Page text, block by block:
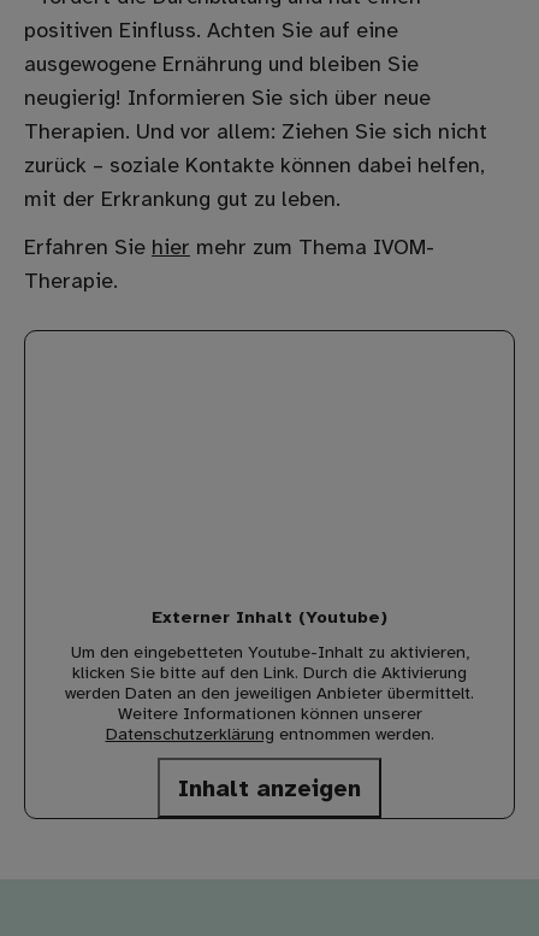
positiven Einfluss. Achten Sie auf eine
ausgewogene Ernährung und bleiben Sie
neugierig! Informieren Sie sich über neue
Therapien. Und vor allem: Ziehen Sie sich nicht
zurück – soziale Kontakte können dabei helfen,
mit der Erkrankung gut zu leben.
Erfahren Sie hier mehr zum Thema IVOM-
Therapie.
Externer Inhalt (Youtube)
Um den eingebetteten Youtube-Inhalt zu aktivieren,
klicken Sie bitte auf den Link. Durch die Aktivierung
werden Daten an den jeweiligen Anbieter übermittelt.
Weitere Informationen können unserer
Datenschutzerklärung entnommen werden.
Inhalt anzeigen